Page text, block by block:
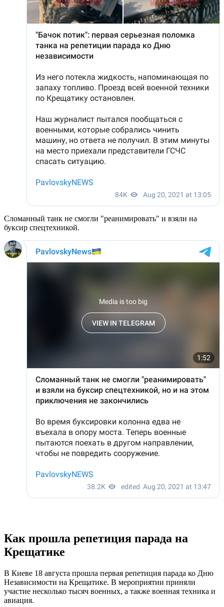
Сломанный танк не смогли "реанимировать" и взяли на
буксир спецтехникой.
Как прошла репетиция парада на
Крещатике
В Киеве 18 августа прошла первая репетиция парада ко Дню
Независимости на Крещатике. В мероприятии приняли
участие несколько тысяч военных, а также военная техника и
авиация.